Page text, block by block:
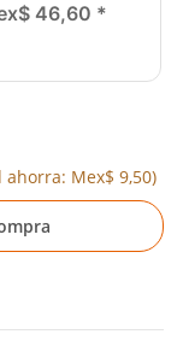
46,60 *
ahorra: Mex$ 9,50)